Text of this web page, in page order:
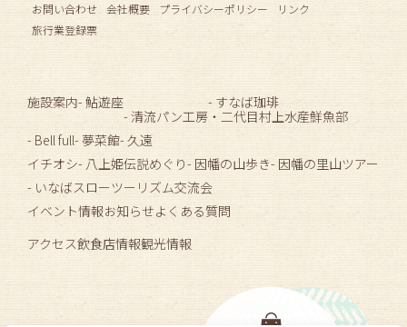
お問い合わせ
会社概要 プライバシーポリシー
リンク
旅行業登録票
施設案内- 鮎遊座
- 清流パン工房
- すなば珈琲
・二代目村上水産鮮魚部
- Bell full- 夢菜館- 久遠
イチオシ- 八上姫伝説めぐり- 因幡の山歩き- 因幡の里山ツアー
- いなばスローツーリズム交流会
イベント情報お知らせよくある質問
アクセス飲食店情報観光情報